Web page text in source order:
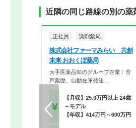
近隣の同じ路線の別の薬
正社員 調剤薬局
株式会社ファーマみらい 共創
未来 おおくぼ薬局
大手医薬品卸のグループ企業！音
声薬歴、自動在庫発注…
【月収】25.0万円以上 24歳
～モデル
【年収】414万円～600万円